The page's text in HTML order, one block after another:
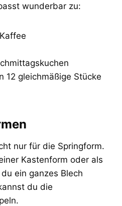
wunderbar zu:
12 gleichmäßige Stücke
nur für die Springform.
Kastenform oder als
ein ganzes Blech
du die